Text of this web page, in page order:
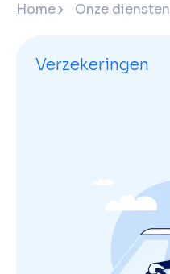
Home Onze diensten
Verzekeringen